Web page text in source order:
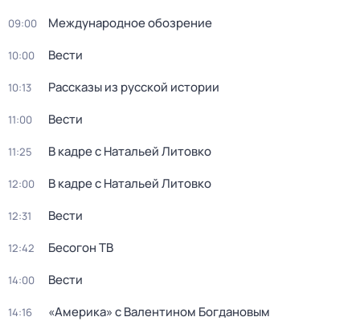
09:00 Международное обозрение
10:00 Вести
10:13 Рассказы из русской истории
11:00 Вести
11:25 В кадре с Натальей Литовко
12:00 В кадре с Натальей Литовко
12:31 Вести
12:42 Бесогон ТВ
14:00 Вести
14:16 «Америка» с Валентином Богдановым